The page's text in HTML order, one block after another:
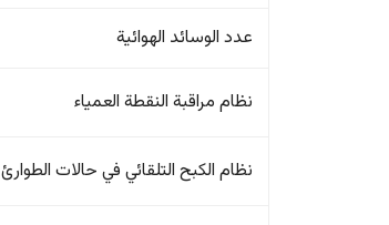
عدد الوسائد الهوائية
نظام مراقبة النقطة العمياء
نظام الكبح التلقائي في حالات الطوارئ